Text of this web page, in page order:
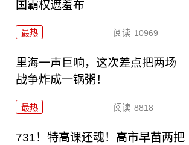
国霸权遮羞布
最热 阅读 10969
里海一声巨响，这次差点把两场
战争炸成一锅粥！
最热 阅读 8818
731！特高课还魂！高市早苗两把